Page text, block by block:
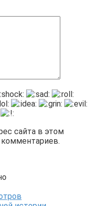
сайта в этом